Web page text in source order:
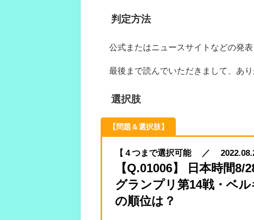
判定方法
公式またはニュースサイトなどの発表
最後まで読んでいただきまして、あり
選択肢
【問題＆選択肢】
【 4 つまで選択可能 ／
【Q.01006】 日本時間
グランプリ第14戦・ベ
の順位は？